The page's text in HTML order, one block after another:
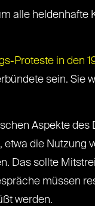
alle heldenhafte
Proteste in den
sein. Sie
Aspekte des
etwa die Nutzung
Das sollte
müssen
werden.